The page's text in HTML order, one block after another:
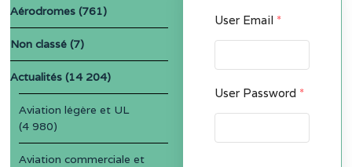
User Email *
User Password *
Aérodromes (761)
Non classé (7)
Actualités (14 204)
Aviation légère et UL
(4 980)
Aviation commerciale et